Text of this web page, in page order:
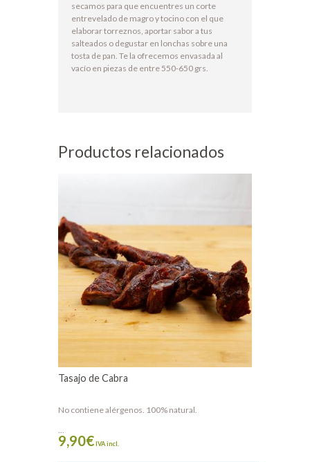
secamos para que encuentres un corte
entrevelado de magro y tocino con el que
elaborar torreznos, aportar sabor a tus
salteados o degustar en lonchas sobre una
tosta de pan. Te la ofrecemos envasada al
vacío en piezas de entre 550-650 grs.
Productos relacionados
Tasajo de Cabra
No contiene alérgenos. 100% natural.
...
9,90€IVA incl.